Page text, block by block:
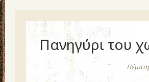
Πανηγύρι του